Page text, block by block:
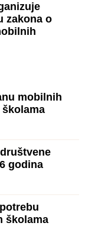
zakona o
mobilnih
godina
školama